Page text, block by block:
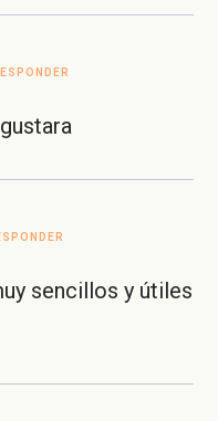
sencillos y útiles